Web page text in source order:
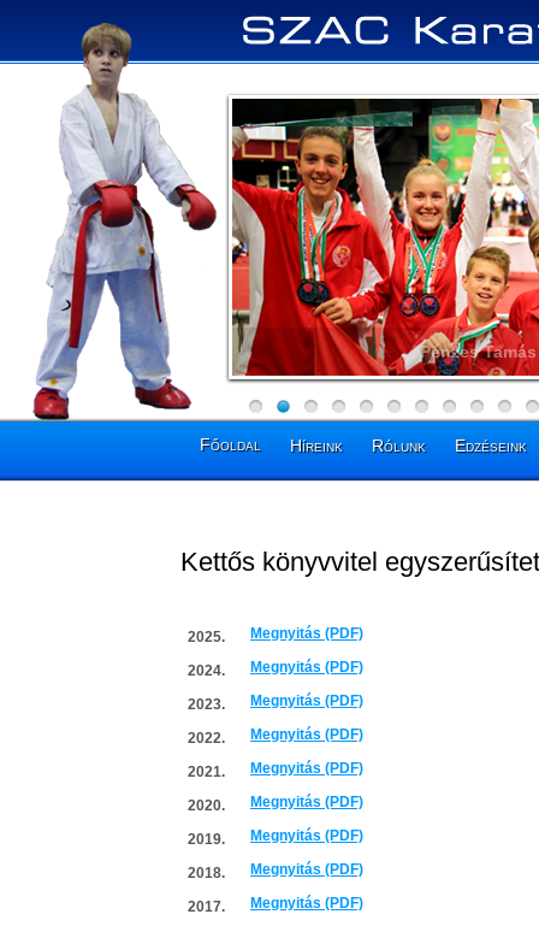
Pénzes
Főoldal Híreink Rólunk Edzéseink
Kettős könyvvitel
2025. Megnyitás (PDF)
2024. Megnyitás (PDF)
2023. Megnyitás (PDF)
2022. Megnyitás (PDF)
2021. Megnyitás (PDF)
2020. Megnyitás (PDF)
2019. Megnyitás (PDF)
2018. Megnyitás (PDF)
2017. Megnyitás (PDF)